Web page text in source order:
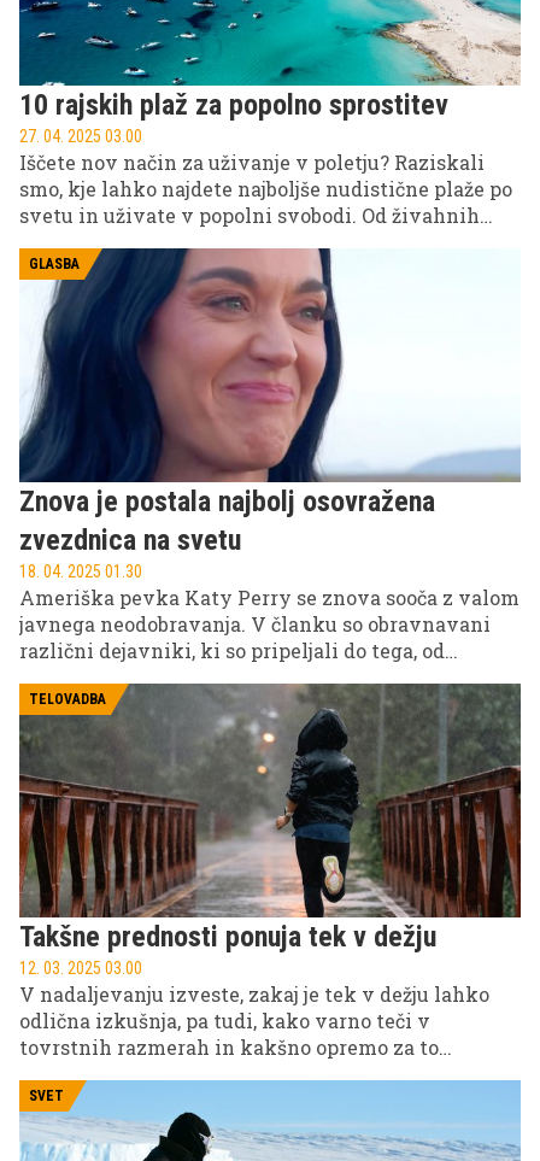
10 rajskih plaž za popolno sprostitev
27. 04. 2025 03.00
Iščete nov način za uživanje v poletju? Raziskali
smo, kje lahko najdete najboljše nudistične plaže po
svetu in uživate v popolni svobodi. Od živahnih
plaže ponujajo edinstveno izkušnjo za vse, ki si
želijo pobega od vsakdanjega življenja.
GLASBA
Znova je postala najbolj osovražena
zvezdnica na svetu
18. 04. 2025 01.30
Ameriška pevka Katy Perry se znova sooča z valom
javnega neodobravanja. V članku so obravnavani
različni dejavniki, ki so pripeljali do tega, od
spolnih zlorab, do vprašljive odločitve o
sodelovanju v vesoljskem potovanju.
TELOVADBA
Takšne prednosti ponuja tek v dežju
12. 03. 2025 03.00
V nadaljevanju izveste, zakaj je tek v dežju lahko
odlična izkušnja, pa tudi, kako varno teči v
tovrstnih razmerah in kakšno opremo za to
SVET